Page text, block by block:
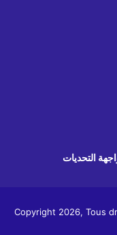
التحديات